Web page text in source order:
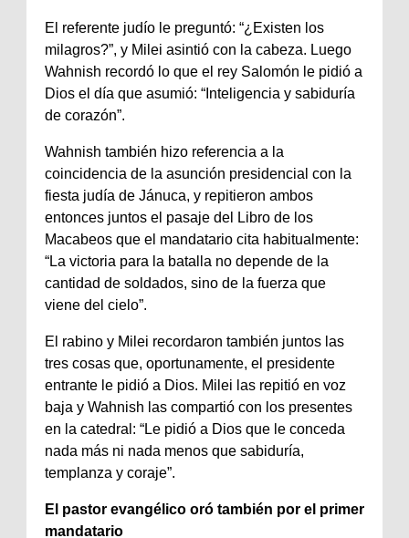
El referente judío le preguntó: “¿Existen los
milagros?”, y Milei asintió con la cabeza. Luego
Wahnish recordó lo que el rey Salomón le pidió a
Dios el día que asumió: “Inteligencia y sabiduría
de corazón”.
Wahnish también hizo referencia a la
coincidencia de la asunción presidencial con la
fiesta judía de Jánuca, y repitieron ambos
entonces juntos el pasaje del Libro de los
Macabeos que el mandatario cita habitualmente:
“La victoria para la batalla no depende de la
cantidad de soldados, sino de la fuerza que
viene del cielo”.
El rabino y Milei recordaron también juntos las
tres cosas que, oportunamente, el presidente
entrante le pidió a Dios. Milei las repitió en voz
baja y Wahnish las compartió con los presentes
en la catedral: “Le pidió a Dios que le conceda
nada más ni nada menos que sabiduría,
templanza y coraje”.
El pastor evangélico oró también por el primer
mandatario